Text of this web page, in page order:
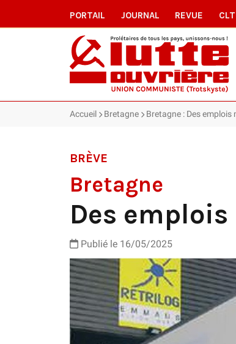
PORTAIL JOURNAL REVUE CLT
Accueil Bretagne Bretagne : Des emplois
BRÈVE
Bretagne
Des
Publié le 16/05/2025